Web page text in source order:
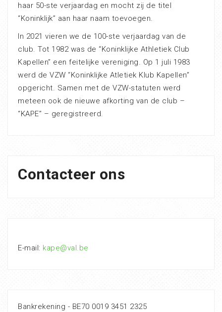
haar 50-ste verjaardag en mocht zij de titel
“Koninklijk” aan haar naam toevoegen.
In 2021 vieren we de 100-ste verjaardag van de
club. Tot 1982 was de “Koninklijke Athletiek Club
Kapellen” een feitelijke vereniging. Op 1 juli 1983
werd de VZW “Koninklijke Atletiek Klub Kapellen”
opgericht. Samen met de VZW-statuten werd
meteen ook de nieuwe afkorting van de club –
“KAPE” – geregistreerd.
Contacteer ons
E-mail: kape@val.be
Bankrekening - BE70 0019 3451 2325